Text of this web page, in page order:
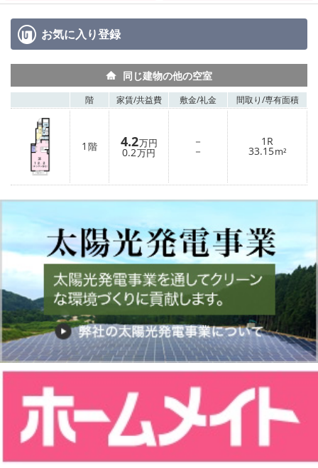
お気に入り登録
同じ建物の他の空室
階 家賃/共益費 敷金/礼金 間取り/専有面積
1 階 4.2万円
0.2万円
－
－
1R
33.15m²